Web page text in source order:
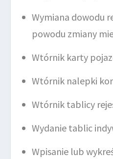
Wymiana dowodu
powodu zmiany
Wtórnik karty
Wtórnik nalepki
Wtórnik tablicy
Wydanie tablic
Wpisanie lub